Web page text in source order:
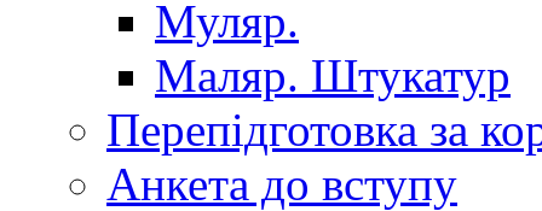
Муляр.
Маляр. Штукатур
Перепідготовка за
Анкета до вступу